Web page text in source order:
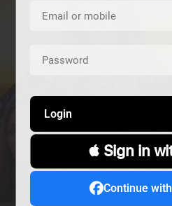
Login
 Sign in
Continue
هند خانم
المشردون
ALIVE